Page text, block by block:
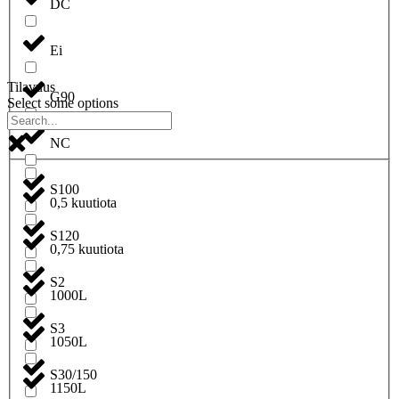
DC
Ei
G90
NC
S100
S120
S2
S3
S30/150
Tilavuus
Select some options
0,5 kuutiota
0,75 kuutiota
1000L
1050L
1150L